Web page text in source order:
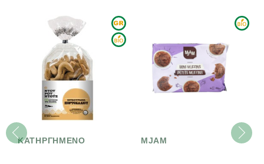
ΚΑΤΗΡΓΗΜΕΝΟ MJAM